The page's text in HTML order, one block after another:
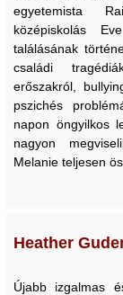
egyetemista
középiskolás
találásának
családi
erőszakról,
pszichés
napon öngyilkos
nagyon
Melanie teljesen
Heather
Újabb izgalmas